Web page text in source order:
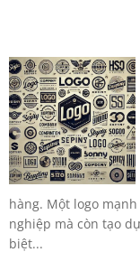
hàng. Một logo
nghiệp mà còn tạo
biệt...